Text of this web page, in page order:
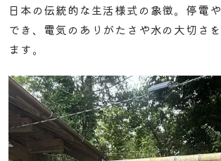
日本の伝統的な生活様式の象徴。停電
でき、電気のありがたさや水の大切さ
ます。